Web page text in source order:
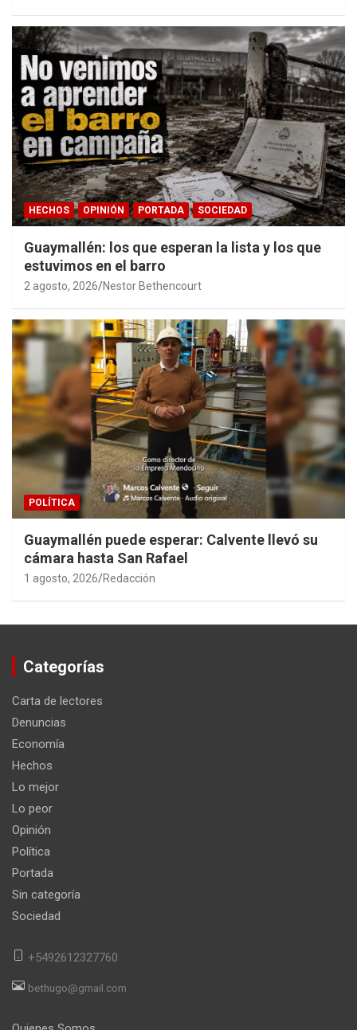
HECHOS OPINIÓN PORTADA SOCIEDAD
Guaymallén: los que esperan la lista y los que
estuvimos en el barro
2 agosto, 2026 Nestor Bethencourt
POLÍTICA
Guaymallén puede esperar: Calvente llevó su
cámara hasta San Rafael
1 agosto, 2026 Redacción
Categorías
Carta de lectores
Denuncias
Economía
Hechos
Lo mejor
Lo peor
Opinión
Política
Portada
Sin categoría
Sociedad
+5492612327760
bethugo@gmail.com